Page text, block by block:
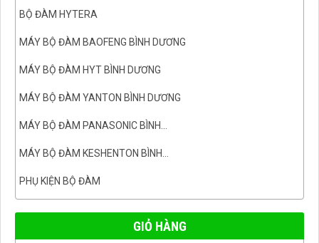
BỘ ĐÀM HYTERA
MÁY BỘ ĐÀM BAOFENG BÌNH DƯƠNG
MÁY BỘ ĐÀM HYT BÌNH DƯƠNG
MÁY BỘ ĐÀM YANTON BÌNH DƯƠNG
MÁY BỘ ĐÀM PANASONIC BÌNH...
MÁY BỘ ĐÀM KESHENTON BÌNH...
PHỤ KIỆN BỘ ĐÀM
GIỎ HÀNG